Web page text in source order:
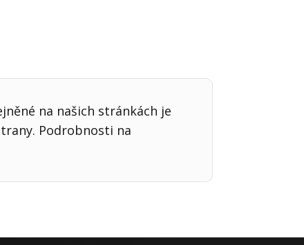
na našich stránkách je
Podrobnosti na